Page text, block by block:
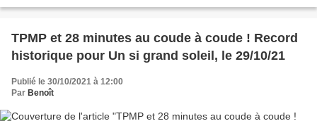
TPMP et 28 minutes au coude à coude ! Record
historique pour Un si grand soleil, le 29/10/21
Publié le 30/10/2021 à 12:00
Par Benoît